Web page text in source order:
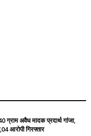
ग्राम अवैध मादक प्रदार्थ गांजा,
आरोपी गिरफ्तार